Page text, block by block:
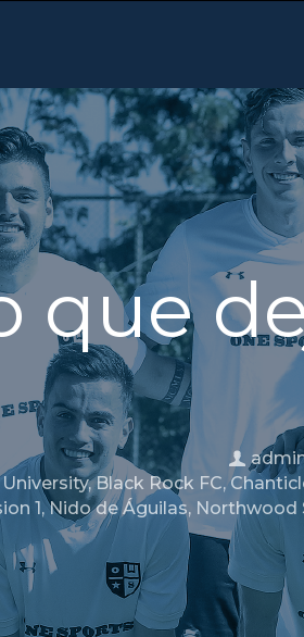
que
,Black Rock FC,
1,Nido de Águilas, Northwood